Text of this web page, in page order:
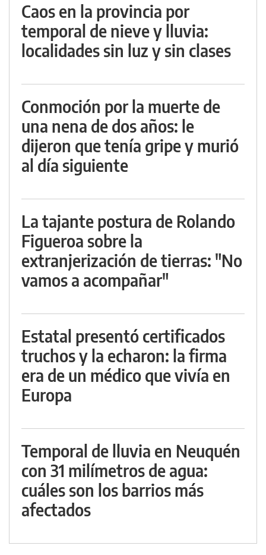
Caos en la provincia por
temporal de nieve y lluvia:
localidades sin luz y sin clases
Conmoción por la muerte de
una nena de dos años: le
dijeron que tenía gripe y murió
al día siguiente
La tajante postura de Rolando
Figueroa sobre la
extranjerización de tierras: "No
vamos a acompañar"
Estatal presentó certificados
truchos y la echaron: la firma
era de un médico que vivía en
Europa
Temporal de lluvia en Neuquén
con 31 milímetros de agua:
cuáles son los barrios más
afectados